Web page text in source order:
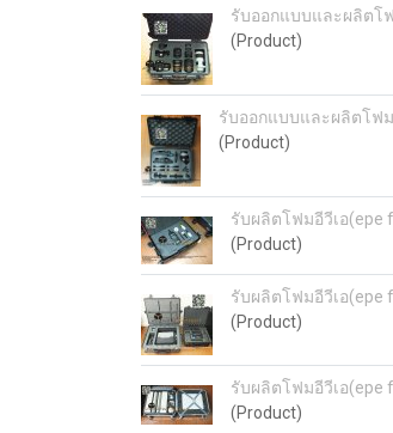
รับออกแบบและผลิตโ
(Product)
รับออกแบบและผลิตโฟ
(Product)
รับผลิตโฟมอีวีเอ(epe
(Product)
รับผลิตโฟมอีวีเอ(epe
(Product)
รับผลิตโฟมอีวีเอ(epe
(Product)